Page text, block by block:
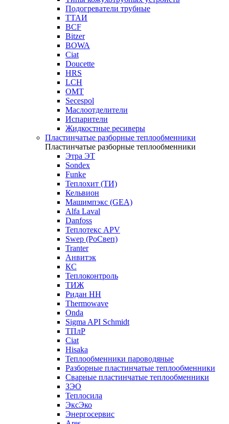
Подогреватели трубные
ТТАИ
BCF
Bitzer
BOWA
Ciat
Doucette
HRS
LCH
OMT
Secespol
Маслоотделители
Испарители
Жидкостные ресиверы
Пластинчатые разборные теплообменники
Пластинчатые разборные теплообменники
Этра ЭТ
Sondex
Funke
Теплохит (ТИ)
Кельвион
Машимпэкс (GEA)
Alfa Laval
Danfoss
Теплотекс APV
Swep (РоСвеп)
Tranter
Анвитэк
КС
Теплоконтроль
ТИЖ
Ридан НН
Thermowave
Onda
Sigma API Schmidt
ТПлР
Ciat
Hisaka
Теплообменники пароводяные
Разборные пластинчатые теплообменники
Сварные пластинчатые теплообменники
ЗЭО
Теплосила
ЭксЭко
Энергосервис